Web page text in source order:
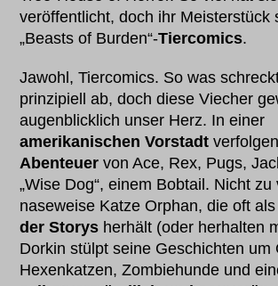
veröffentlicht, doch ihr Meisterstück
„Beasts of Burden“-Tiercomics.
Jawohl, Tiercomics. So was
prinzipiell ab, doch diese Viecher
augenblicklich unser Herz. In einer
amerikanischen Vorstadt
Abenteuer von Ace, Rex, Pugs,
„Wise Dog“, einem Bobtail. Nicht
naseweise Katze Orphan, die oft als
der Storys herhält (oder herhalten
Dorkin stülpt seine Geschichten um
Hexenkatzen, Zombiehunde und